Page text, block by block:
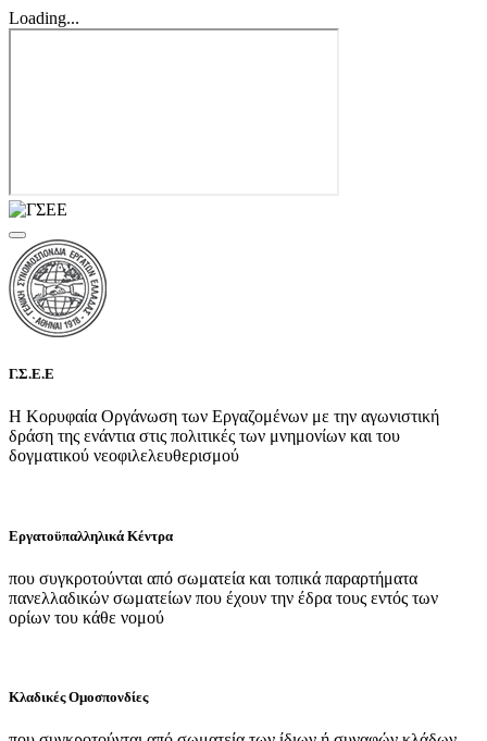
Loading...
Γ.Σ.Ε.Ε
Η Κορυφαία Οργάνωση των Εργαζομένων με την αγωνιστική
δράση της ενάντια στις πολιτικές των μνημονίων και του
δογματικού νεοφιλελευθερισμού
Εργατοϋπαλληλικά Κέντρα
που συγκροτούνται από σωματεία και τοπικά παραρτήματα
πανελλαδικών σωματείων που έχουν την έδρα τους εντός των
ορίων του κάθε νομού
Κλαδικές Ομοσπονδίες